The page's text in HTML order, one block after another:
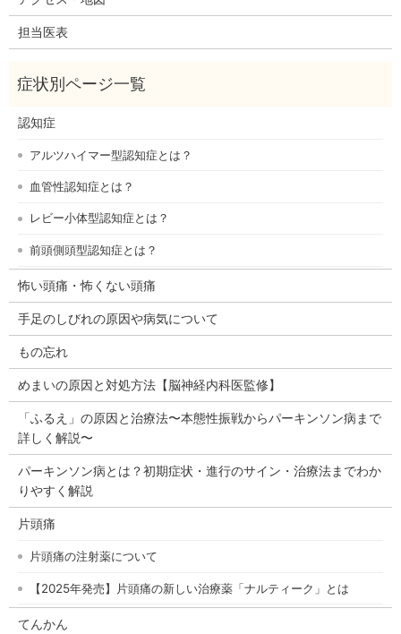
担当医表
認知症
アルツハイマー型認知症とは？
血管性認知症とは？
レビー小体型認知症とは？
前頭側頭型認知症とは？
怖い頭痛・怖くない頭痛
手足のしびれの原因や病気について
もの忘れ
めまいの原因と対処方法【脳神経内科医監修】
「ふるえ」の原因と治療法〜本態性振戦からパーキンソン病まで
詳しく解説〜
パーキンソン病とは？初期症状・進行のサイン・治療法までわか
りやすく解説
片頭痛
片頭痛の注射薬について
【2025年発売】片頭痛の新しい治療薬「ナルティーク」とは
てんかん